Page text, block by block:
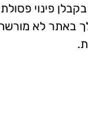
פינוי
באתר לא